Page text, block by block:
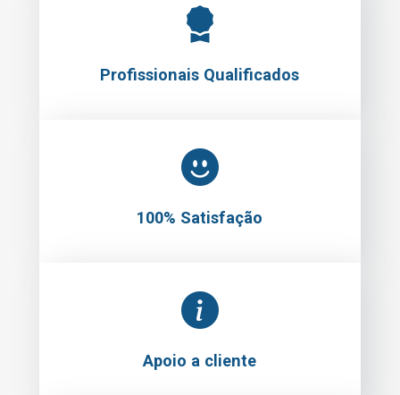
Profissionais Qualificados
100% Satisfação
Apoio a cliente